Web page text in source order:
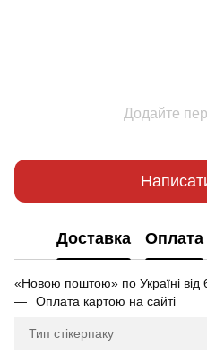
Додайте
Доставка Оплата
«Новою поштою» по Україні від
Оплата картою на сайті
Тип стікерпаку